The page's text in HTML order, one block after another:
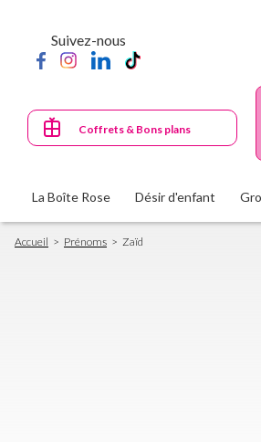
principal
Suivez-nous
Coffrets & Bons plans
La Boîte Rose Désir d'enfant
Fil
d'Ariane
Accueil Prénoms Zaïd